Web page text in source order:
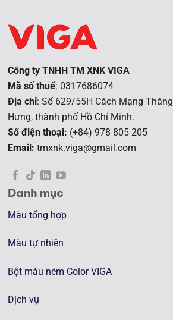
Công ty TNHH TM XNK VIGA
Mã số thuế: 0317686074
Địa chỉ: Số 629/55H Cách Mạng
Hưng, thành phố Hồ Chí Minh.
Số điện thoại: (+84) 978 805 205
Email: tmxnk.viga@gmail.com
Danh mục
Màu tổng hợp
Màu tự nhiên
Bột màu ném Color VIGA
Dịch vụ